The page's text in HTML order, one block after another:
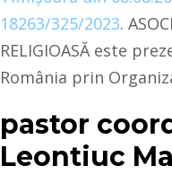
18263/325/2023.
RELIGIOASĂ este
România prin
pastor
Leontiuc